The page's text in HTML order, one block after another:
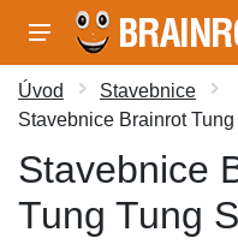
Úvod
Stavebnice
Stavebnice Brainrot
Stavebnice
Tung Tung